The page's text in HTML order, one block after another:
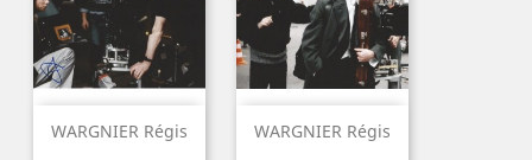
WARGNIER Régis WARGNIER Régis